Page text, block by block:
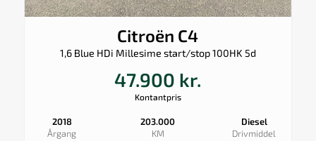
Citroën C4
1,6 Blue HDi Millesime start/stop 100HK 5d
47.900 kr.
Kontantpris
2018
Årgang
203.000
KM
Diesel
Drivmiddel